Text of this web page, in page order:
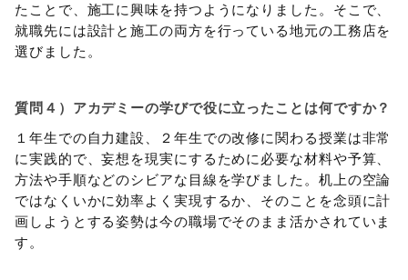
たことで、施工に興味を持つようになりました。そこで、
就職先には設計と施工の両方を行っている地元の工務店を
選びました。
質問４）アカデミーの学びで役に立ったことは何ですか？
１年生での自力建設、２年生での改修に関わる授業は非常
に実践的で、妄想を現実にするために必要な材料や予算、
方法や手順などのシビアな目線を学びました。机上の空論
ではなくいかに効率よく実現するか、そのことを念頭に計
画しようとする姿勢は今の職場でそのまま活かされていま
す。